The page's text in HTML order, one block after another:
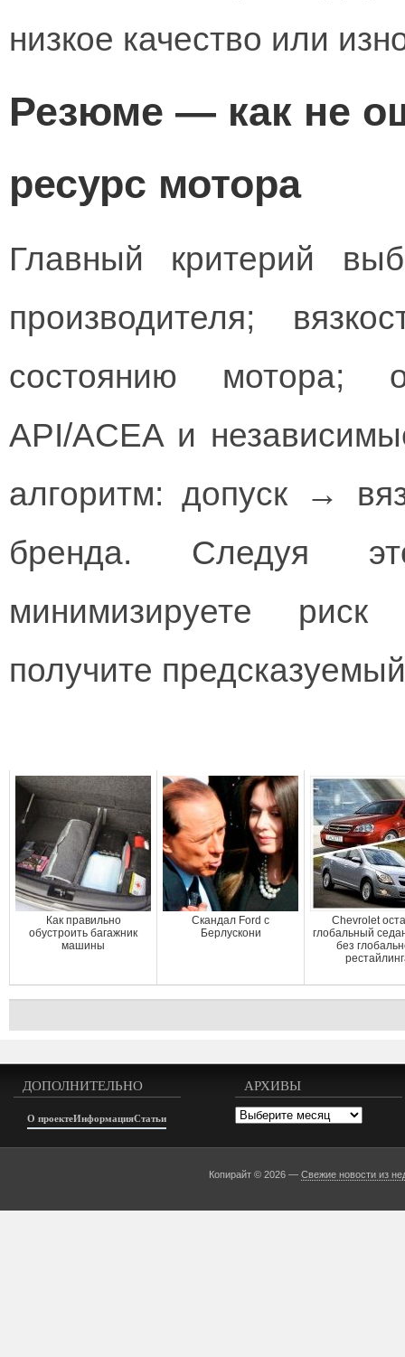
низкое качество или
Резюме — как не
ресурс мотора
Главный критерий
производителя;
состоянию мотора;
API/ACEA и
алгоритм: допуск →
бренда. Следуя
минимизируете
получите
Как правильно
обустроить багажник
машины
Скандал Ford с
Берлускони
Chevrolet
глобальный
без
ДОПОЛНИТЕЛЬНО
О проектеИнформацияСтатьи
АРХИВЫ
Архивы
Копирайт © 2026 — Свежие новости из